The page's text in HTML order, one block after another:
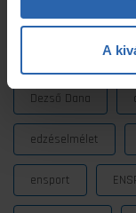
A
Dezső Dana
edzéselmélet
ensport